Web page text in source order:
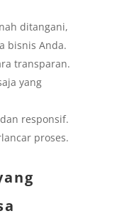
ditangani,
bisnis Anda.
transparan.
yang
responsif.
proses.